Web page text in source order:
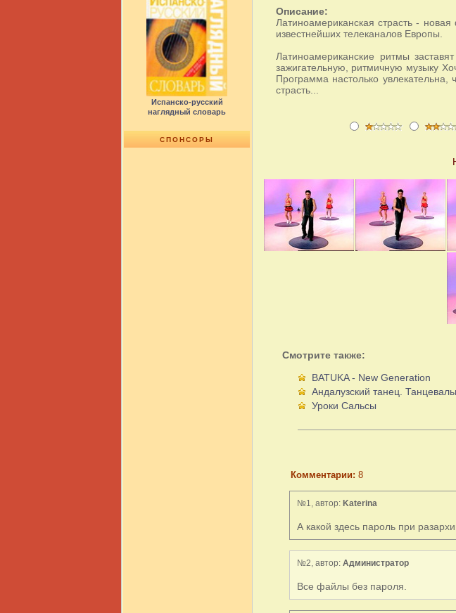
Испанско-русский
наглядный словарь
СПОНСОРЫ
Описание:
Латиноамериканская страсть -
известнейших телеканалов Европы.
Латиноамериканские ритмы
зажигательную, ритмичную музыку
Программа настолько
страсть...
Смотрите также:
BATUKA - New Generation
Андалузский танец.
Уроки Сальсы
Комментарии: 8
№1, автор: Katerina
А какой здесь пароль при
№2, автор: Администратор
Все файлы без пароля.